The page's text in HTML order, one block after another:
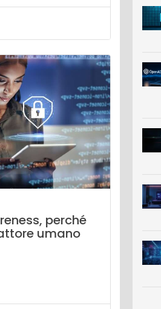
perché
umano